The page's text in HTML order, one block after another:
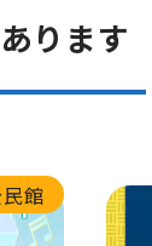
ります
館